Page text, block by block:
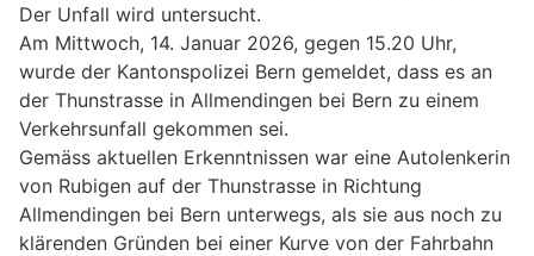
Der Unfall wird untersucht.
Am Mittwoch, 14. Januar 2026, gegen 15.20 Uhr,
wurde der Kantonspolizei Bern gemeldet, dass es an
der Thunstrasse in Allmendingen bei Bern zu einem
Verkehrsunfall gekommen sei.
Gemäss aktuellen Erkenntnissen war eine Autolenkerin
von Rubigen auf der Thunstrasse in Richtung
Allmendingen bei Bern unterwegs, als sie aus noch zu
klärenden Gründen bei einer Kurve von der Fahrbahn